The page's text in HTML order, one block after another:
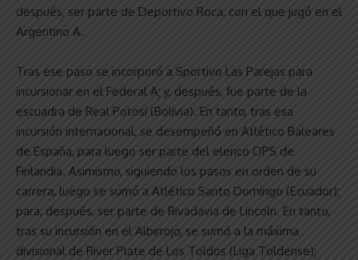
después, ser parte de Deportivo Roca, con el que jugó en el
Argentino A.
Tras ese paso se incorporó a Sportivo Las Parejas para
incursionar en el Federal A; y, después, fue parte de la
escuadra de Real Potosí (Bolivia). En tanto, tras esa
incursión internacional, se desempeñó en Atlético Baleares
de España, para luego ser parte del elenco OPS de
Finlandia. Asimismo, siguiendo los pasos en orden de su
carrera, luego se sumó a Atlético Santo Domingo (Ecuador);
para, después, ser parte de Rivadavia de Lincoln. En tanto,
tras su incursión en el Albirrojo, se sumó a la máxima
divisional de River Plate de Los Toldos (Liga Toldense);